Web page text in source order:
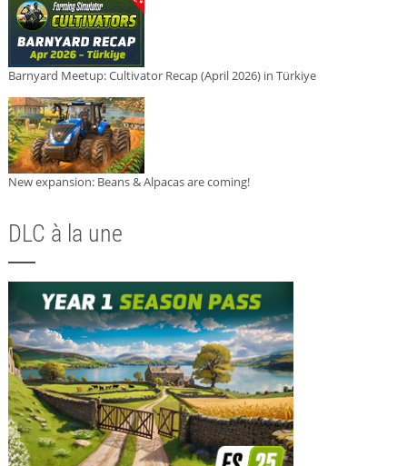
Barnyard Meetup: Cultivator Recap (April 2026) in Türkiye
New expansion: Beans & Alpacas are coming!
DLC à la une